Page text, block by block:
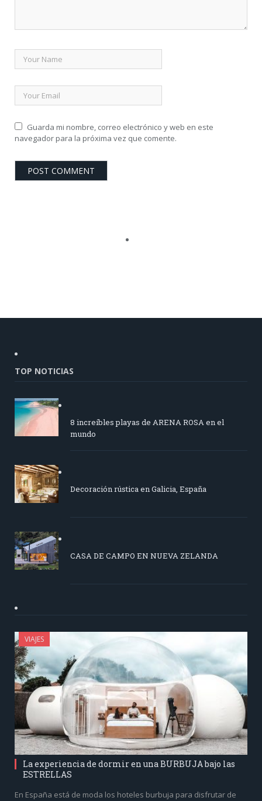
Guarda mi nombre, correo electrónico y web en este
navegador para la próxima vez que comente.
TOP NOTICIAS
8 increíbles playas de ARENA ROSA en el
mundo
Decoración rústica en Galicia, España
CASA DE CAMPO EN NUEVA ZELANDA
VIAJES
La experiencia de dormir en una BURBUJA bajo las
ESTRELLAS
En España está de moda los hoteles burbuja para disfrutar de